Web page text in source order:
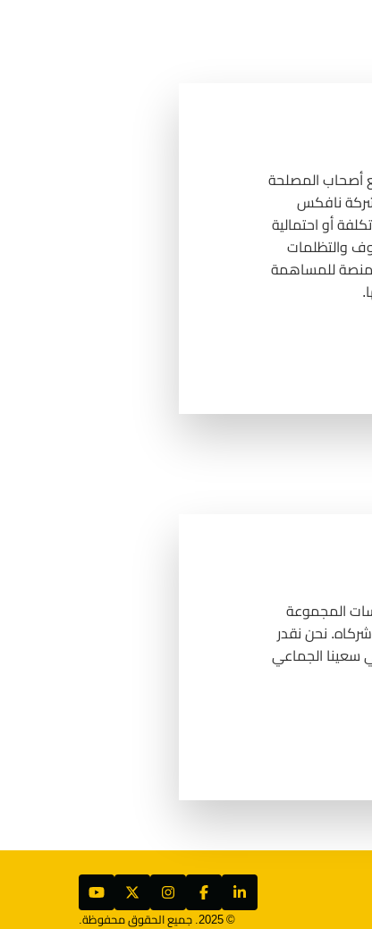
أصحاب المصلحة
شركة نافكس
أو احتمالية
والتظلمات
للمساهمة
المجموعة
نحن نقدر
سعينا الجماعي
© 2025. جميع الحقوق محفوظة.